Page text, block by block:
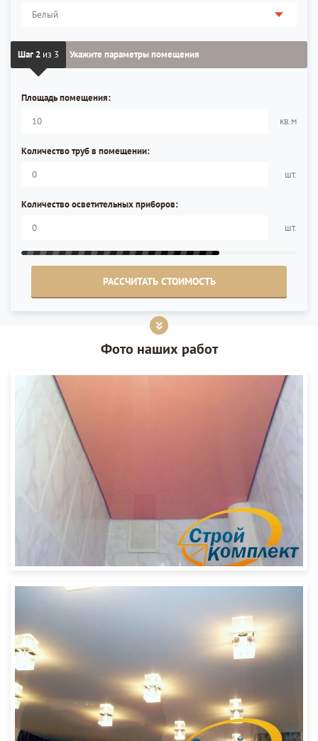
Шаг 2 из 3 Укажите параметры помещения
Площадь помещения:
кв.м
Количество труб в помещении:
шт.
Количество осветительных приборов:
шт.
РАССЧИТАТЬ СТОИМОСТЬ
Фото наших работ